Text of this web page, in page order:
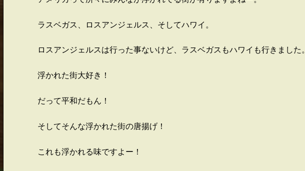
ラスベガス、ロスアンジェルス、そしてハワイ。
ロスアンジェルスは行った事ないけど、ラスベガスもハワイも行きました。
浮かれた街大好き！
だって平和だもん！
そしてそんな浮かれた街の唐揚げ！
これも浮かれる味ですよー！